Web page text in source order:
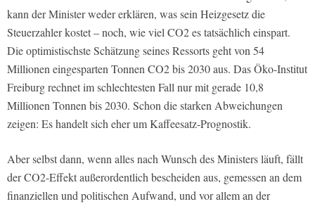
kann der Minister weder erklären, was sein Heizgesetz die
Steuerzahler kostet – noch, wie viel CO2 es tatsächlich einspart.
Die optimistischste Schätzung seines Ressorts geht von 54
Millionen eingesparten Tonnen CO2 bis 2030 aus. Das Öko-Institut
Freiburg rechnet im schlechtesten Fall nur mit gerade 10,8
Millionen Tonnen bis 2030. Schon die starken Abweichungen
zeigen: Es handelt sich eher um Kaffeesatz-Prognostik.
Aber selbst dann, wenn alles nach Wunsch des Ministers läuft, fällt
der CO2-Effekt außerordentlich bescheiden aus, gemessen an dem
finanziellen und politischen Aufwand, und vor allem an der